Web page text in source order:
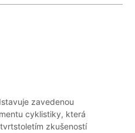
zavedenou
cyklistiky, která
zkušeností